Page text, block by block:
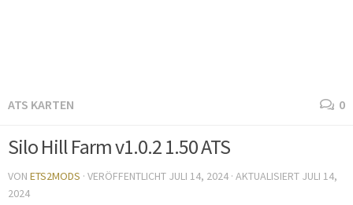
ATS KARTEN 0
Silo Hill Farm v1.0.2 1.50 ATS
VON ETS2MODS · VERÖFFENTLICHT JULI 14, 2024 · AKTUALISIERT JULI 14,
2024